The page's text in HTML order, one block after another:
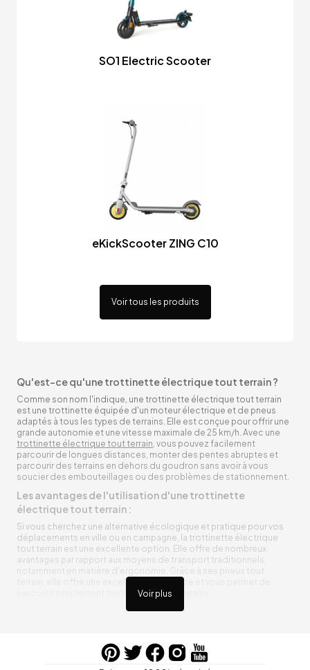
SO1 Electric Scooter
eKickScooter ZING C10
Voir tous les produits
Voir plus
Qu'est-ce qu'une trottinette électrique tout terrain ?
Comme son nom l'indique, une trottinette électrique tout terrain
est une trottinette équipée d'un moteur électrique et de pneus
adaptés à tous les types de terrains. Elle est conçue pour offrir une
grande autonomie et une vitesse maximale de 25 km/h. Avec une
trottinette électrique tout terrain, vous pouvez facilement
parcourir de longues distances, monter des pentes abruptes et
parcourir des terrains en dehors du goudron sans avoir à vous
soucier des embouteillages ou des problèmes de stationnement.
Les avantages de l'utilisation d'une trottinette
électrique tout terrain :
Si vous cherchez une alternative écologique et pratique pour vos
déplacements en ville ou en campagne, la trottinette électrique
tout terrain est une excellente option. Elle offre de nombreux
avantages par rapport aux moyens de transport traditionnels,
notamment en matière d'ergonomie. Grâce à ses pneus tout
terrain, elle offre une excellente adhérence et vous permet de
parcourir simplement toutes sortes de terrains.
Trottinette électrique tout terrain ergonomique
entre vos trajets, vous n’aurez pas à vous soucier de l’état de sa
batterie. De plus, elle est équipée de pneus résistants qui peuvent